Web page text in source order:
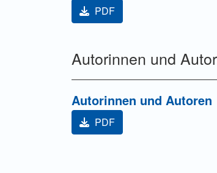
PDF
Autorinnen und
Autorinnen und Autoren
PDF